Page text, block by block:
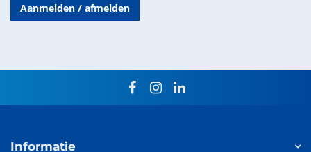
Aanmelden / afmelden
facebookinstagram
linkedin
Informatie